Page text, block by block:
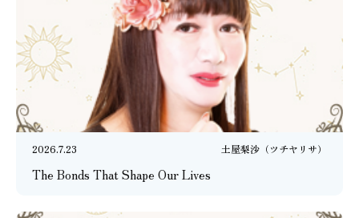
2026.7.23 土屋梨沙（ツチヤリサ）
The Bonds That Shape Our Lives